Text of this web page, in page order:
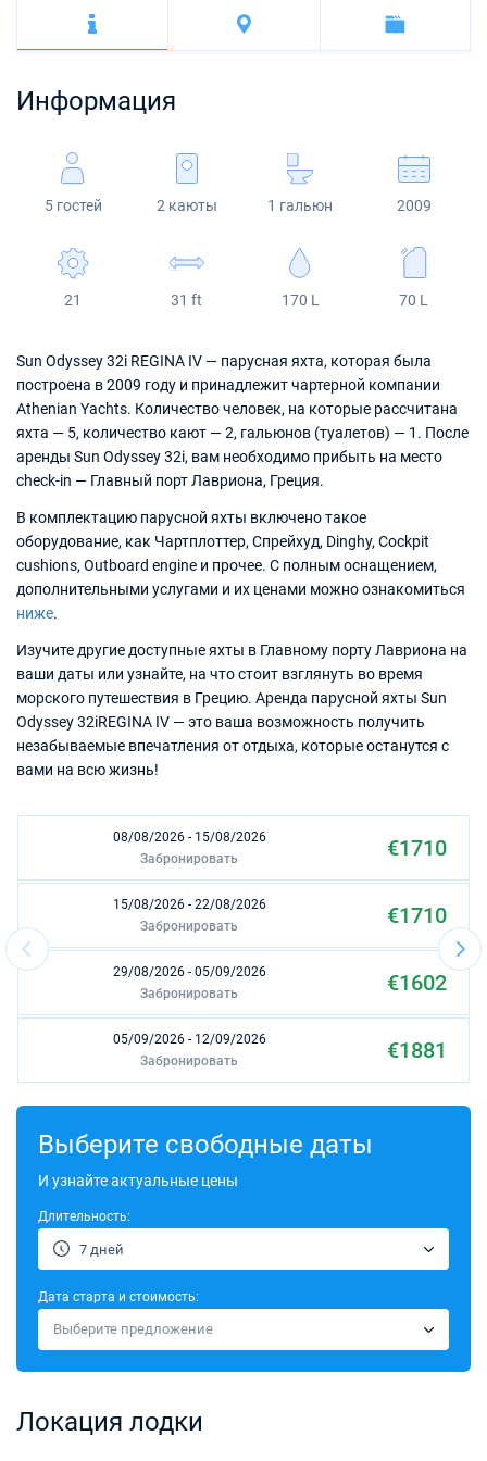
Fountaine Pajot
Astrea 42
Sun Odyssey 440
Dufour 46 GL
Сицилия
Фетхие
Мартиника
Сент-Люсия
Информация
5 гостей 2 каюты 1 гальюн 2009
21 31 ft 170 L 70 L
Sun Odyssey 32i REGINA IV — парусная яхта, которая была
построена в 2009 году и принадлежит чартерной компании
Athenian Yachts. Количество человек, на которые рассчитана
яхта — 5, количество кают — 2, гальюнов (туалетов) — 1. После
аренды Sun Odyssey 32i, вам необходимо прибыть на место
check-in — Главный порт Лавриона, Греция.
В комплектацию парусной яхты включено такое
оборудование, как Чартплоттер, Спрейхуд, Dinghy, Cockpit
cushions, Outboard engine и прочее. С полным оснащением,
дополнительными услугами и их ценами можно ознакомиться
ниже.
Изучите другие доступные яхты в Главному порту Лавриона на
ваши даты или узнайте, на что стоит взглянуть во время
морского путешествия в Грецию. Аренда парусной яхты Sun
Odyssey 32iREGINA IV — это ваша возможность получить
незабываемые впечатления от отдыха, которые останутся с
вами на всю жизнь!
08/08/2026 - 15/08/2026 €1710
Забронировать
15/08/2026 - 22/08/2026 €1710
Забронировать
29/08/2026 - 05/09/2026 €1602
Забронировать
05/09/2026 - 12/09/2026 €1881
Забронировать
12/09/2026 - 19/09/2026
26/09/2026 - 03/10/2026
03/10/2026 - 10/10/2026 €1539
10/10/2026 - 17/10/2026
Забронировать
31/10/2026 - 07/11/2026
Выберите свободные даты
И узнайте актуальные цены
Длительность:
7 дней
Дата старта и стоимость:
Выберите предложение
Локация лодки